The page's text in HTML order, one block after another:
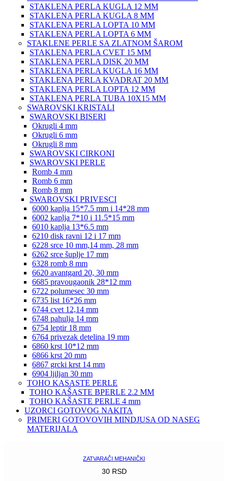
STAKLENA PERLA KUGLA 12 MM
STAKLENA PERLA KUGLA 8 MM
STAKLENA PERLA LOPTA 10 MM
STAKLENA PERLA LOPTA 6 MM
STAKLENE PERLE SA ZLATNOM ŠAROM
STAKLENA PERLA CVET 15 MM
STAKLENA PERLA DISK 20 MM
STAKLENA PERLA KUGLA 16 MM
STAKLENA PERLA KVADRAT 20 MM
STAKLENA PERLA LOPTA 12 MM
STAKLENA PERLA TUBA 10X15 MM
SWAROVSKI KRISTALI
SWAROVSKI BISERI
Okrugli 4 mm
Okrugli 6 mm
Okrugli 8 mm
SWAROVSKI CIRKONI
SWAROVSKI PERLE
Romb 4 mm
Romb 6 mm
Romb 8 mm
SWAROVSKI PRIVESCI
6000 kaplja 15*7.5 mm i 14*28 mm
6002 kaplja 7*10 i 11.5*15 mm
6010 kaplja 13*6.5 mm
6210 disk ravni 12 i 17 mm
6228 srce 10 mm,14 mm, 28 mm
6262 srce šuplje 17 mm
6328 romb 8 mm
6620 avantgard 20, 30 mm
6685 pravougaonik 28*12 mm
6722 polumesec 30 mm
6735 list 16*26 mm
6744 cvet 12,14 mm
6748 pahulja 14 mm
6754 leptir 18 mm
6764 privezak detelina 19 mm
6860 krst 10*12 mm
6866 krst 20 mm
6867 grcki krst 14 mm
6904 ljiljan 30 mm
TOHO KASASTE PERLE
TOHO KAŠASTE BPERLE 2.2 MM
TOHO KAŠASTE PERLE 4 mm
UZORCI GOTOVOG NAKITA
PRIMERI GOTOVOVIH MINDJUSA OD NASEG
MATERIJALA
ZATVARAČI MEHANIČKI
30 RSD